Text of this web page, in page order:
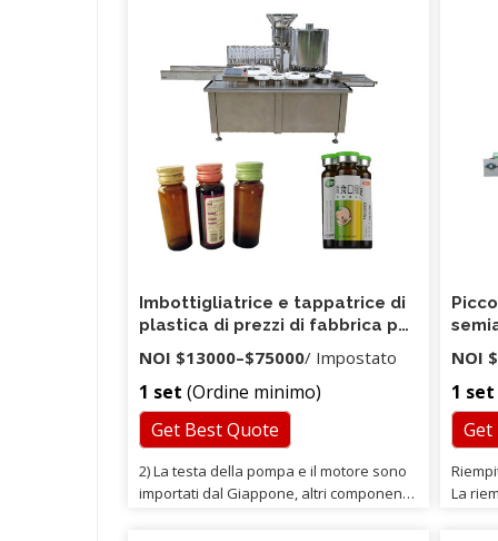
esso,
Imbottigliatrice e tappatrice di
plastica di prezzi di fabbrica per
il progetto dell'acqua
NOI $13000–$75000/ Impostato
1 set (Ordine minimo)
Get Best Quote
2) La testa della pompa e il motore sono
importati dal Giappone, altri componenti
NOI
1 set
Get
La